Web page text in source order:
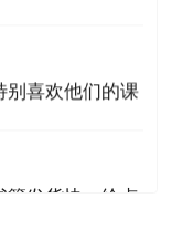
别喜欢他们的课
籍发货快，给点